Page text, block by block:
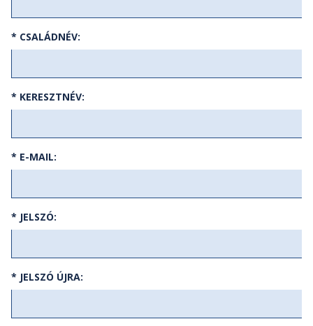
* CSALÁDNÉV:
* KERESZTNÉV:
* E-MAIL:
* JELSZÓ:
* JELSZÓ ÚJRA: